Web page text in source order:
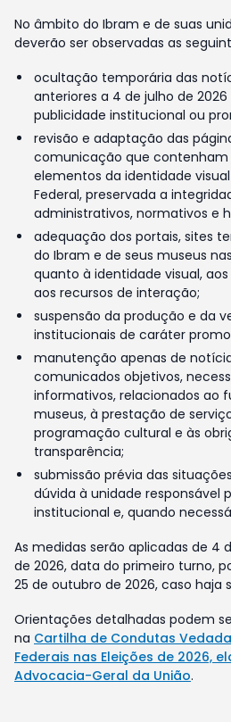
No âmbito do Ibram e de suas
deverão ser observadas as
ocultação temporária das
anteriores a 4 de julho de
publicidade institucional ou
revisão e adaptação das
comunicação que contenham
elementos da identidade
Federal, preservada a
administrativos, normativos e
adequação dos portais, sites
do Ibram e de seus museus
quanto à identidade visual,
aos recursos de interação;
suspensão da produção e da
institucionais de caráter
manutenção apenas de
comunicados objetivos,
informativos, relacionados ao
museus, à prestação de
programação cultural e às
transparência;
submissão prévia das
dúvida à unidade responsável
institucional e, quando
As medidas serão aplicadas de 4
de 2026, data do primeiro turno,
25 de outubro de 2026, caso haja
Orientações detalhadas podem
na Cartilha de Condutas
Federais nas Eleições de 2026,
Advocacia-Geral da União.